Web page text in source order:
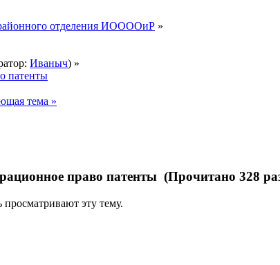
отделения ИООООиР »
Иваныч) »
патенты
тема »
право патенты (Прочитано 328
просматривают эту тему.